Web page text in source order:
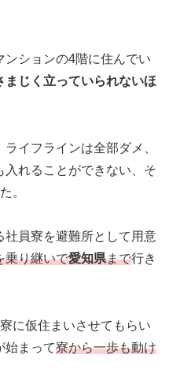
ションの4階に住んでい
まじく立っていられないほ
イフラインは全部ダメ、
れることができない、そ
。
社員寮を避難所として用意
乗り継いで愛知県まで行き
に仮住まいさせてもらい
始まって寮から一歩も動け